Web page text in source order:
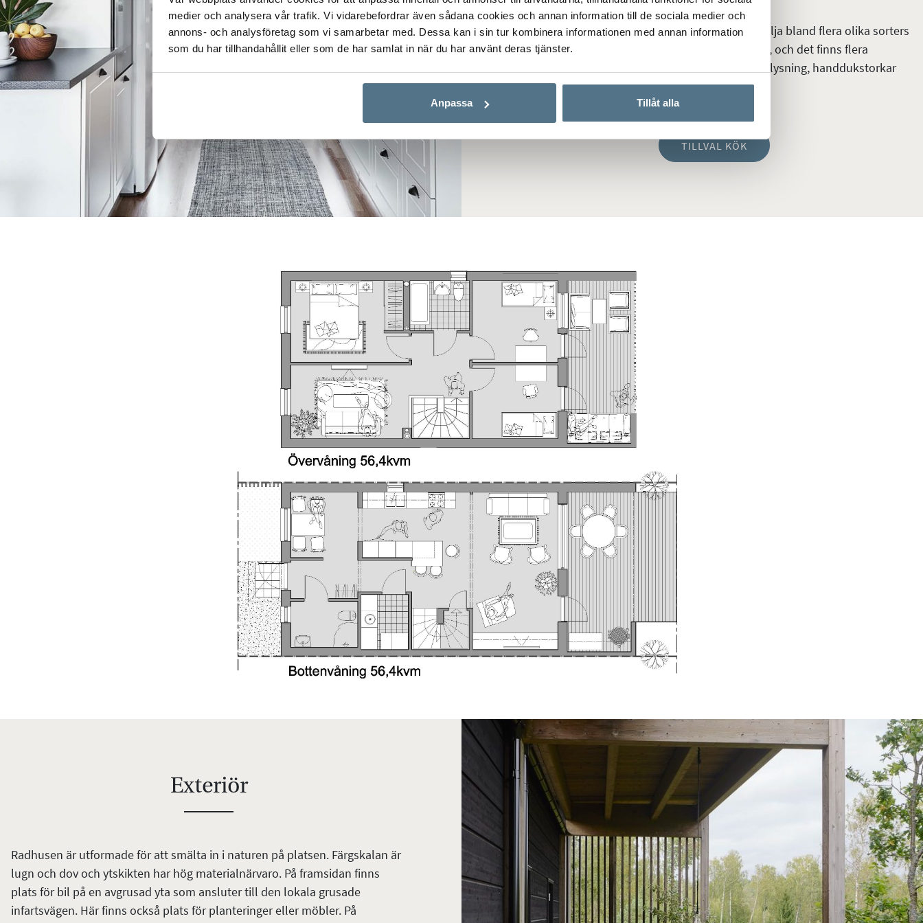
medier och analysera vår trafik. Vi vidarebefordrar även sådana cookies och annan information till de sociala medier och
annons- och analysföretag som vi samarbetar med. Dessa kan i sin tur kombinera informationen med annan information
som du har tillhandahållit eller som de har samlat in när du har använt deras tjänster.
Anpassa Tillåt alla
Du som vill sätta din egen prägel på köket kan välja bland flera olika sorters
luckor, kakel, bänkskivor i massivt trä eller granit, och det finns flera
vitvarupaket. Valmöjligheter finns även för bla belysning, handdukstorkar
och golvvärme.
TILLVAL KÖK
Exteriör
Radhusen är utformade för att smälta in i naturen på platsen. Färgskalan är
lugn och dov och ytskikten har hög materialnärvaro. På framsidan finns
plats för bil på en avgrusad yta som ansluter till den lokala grusade
infartsvägen. Här finns också plats för planteringer eller möbler. På